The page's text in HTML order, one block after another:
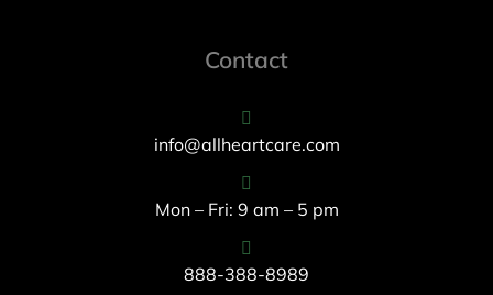
Contact
info@allheartcare.com
Mon – Fri: 9 am – 5 pm
888-388-8989